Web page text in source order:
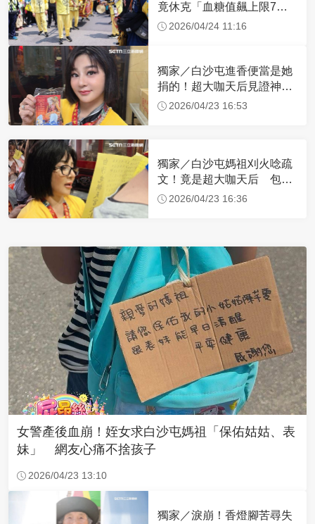
竟休克「血糖值飆上限7
倍」 醫曝原因
2026/04/24 11:16
獨家／白沙屯進香便當是她
捐的！超大咖天后見證神
蹟 一靠近媽祖就爆哭
2026/04/23 16:53
獨家／白沙屯媽祖刈火唸疏
文！竟是超大咖天后 包尿
布忍尿5小時不喊累
2026/04/23 16:36
女警產後血崩！姪女求白沙屯媽祖「保佑姑姑、表
妹」 網友心痛不捨孩子
2026/04/23 13:10
獨家／淚崩！香燈腳苦尋失